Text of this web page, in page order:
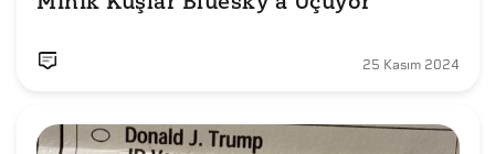
25 Kasım 2024